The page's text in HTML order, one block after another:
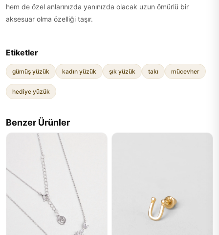
hem de özel anlarınızda yanınızda olacak uzun ömürlü bir
aksesuar olma özelliği taşır.
Etiketler
gümüş yüzük kadın yüzük şık yüzük takı mücevher
hediye yüzük
Benzer Ürünler